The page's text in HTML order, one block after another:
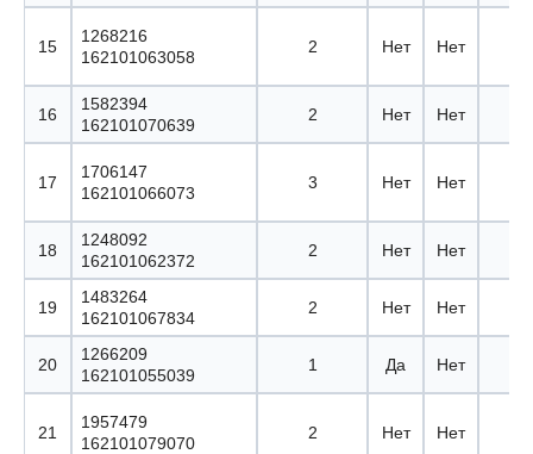
15
1268216
162101063058
2 Нет Нет
16
1582394
162101070639
2 Нет Нет
17
1706147
162101066073
3 Нет Нет
18
1248092
162101062372
2 Нет Нет
19
1483264
162101067834
2 Нет Нет
20
1266209
162101055039
1 Да Нет
21
1957479
162101079070
2 Нет Нет